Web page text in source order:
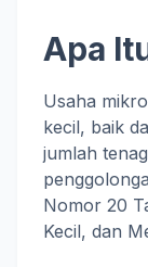
Apa
Usaha
kecil, baik
jumlah
Nomor 20
Kecil, dan